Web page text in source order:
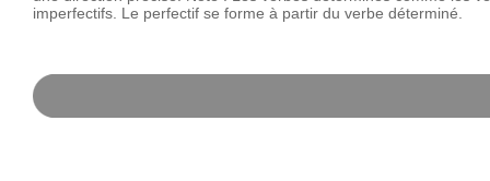
imperfectifs. Le perfectif se forme à partir du verbe déterminé.